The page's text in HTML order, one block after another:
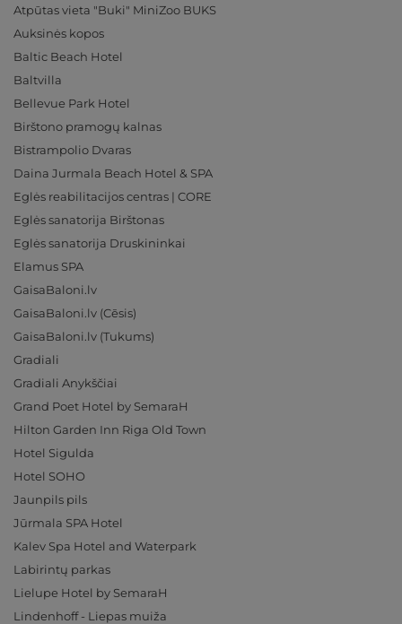
Atpūtas vieta "Buki" MiniZoo BUKS
Auksinės kopos
Baltic Beach Hotel
Baltvilla
Bellevue Park Hotel
Birštono pramogų kalnas
Bistrampolio Dvaras
Daina Jurmala Beach Hotel & SPA
Eglės reabilitacijos centras | CORE
Eglės sanatorija Birštonas
Eglės sanatorija Druskininkai
Elamus SPA
GaisaBaloni.lv
GaisaBaloni.lv (Cēsis)
GaisaBaloni.lv (Tukums)
Gradiali
Gradiali Anykščiai
Grand Poet Hotel by SemaraH
Hilton Garden Inn Riga Old Town
Hotel Sigulda
Hotel SOHO
Jaunpils pils
Jūrmala SPA Hotel
Kalev Spa Hotel and Waterpark
Labirintų parkas
Lielupe Hotel by SemaraH
Lindenhoff - Liepas muiža